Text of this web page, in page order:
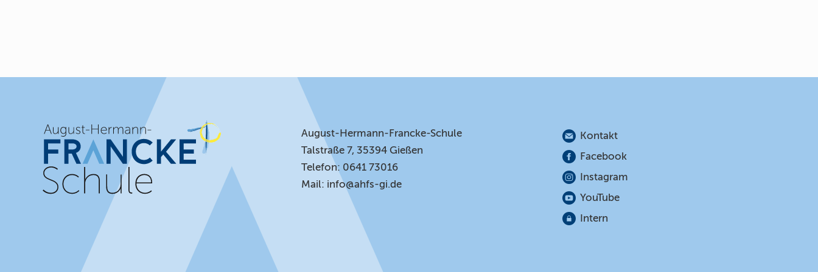
August-Hermann-Francke-Schule
Talstraße 7, 35394 Gießen
Telefon: 0641 73016
Mail: info@ahfs-gi.de
Kontakt
Facebook
Instagram
YouTube
Intern